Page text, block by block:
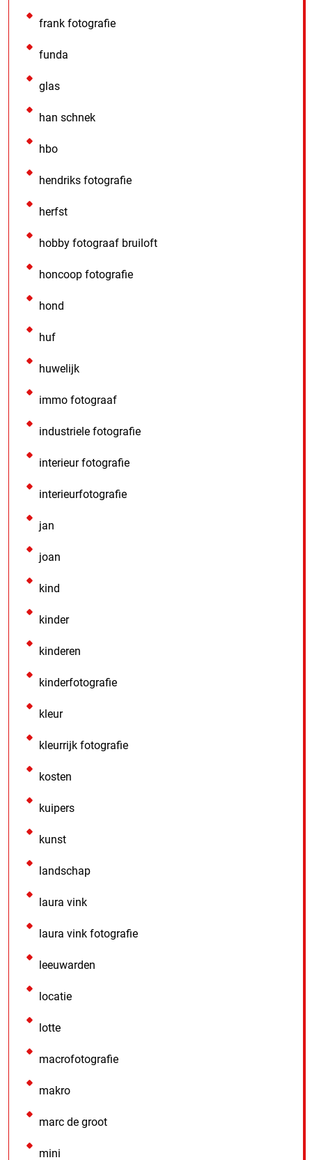
frank fotografie
funda
glas
han schnek
hbo
hendriks fotografie
herfst
hobby fotograaf bruiloft
honcoop fotografie
hond
huf
huwelijk
immo fotograaf
industriele fotografie
interieur fotografie
interieurfotografie
jan
joan
kind
kinder
kinderen
kinderfotografie
kleur
kleurrijk fotografie
kosten
kuipers
kunst
landschap
laura vink
laura vink fotografie
leeuwarden
locatie
lotte
macrofotografie
makro
marc de groot
mini